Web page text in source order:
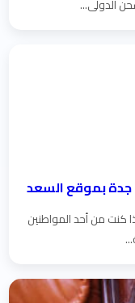
الدولى...
بموقع السعد
من أحد المواطنين